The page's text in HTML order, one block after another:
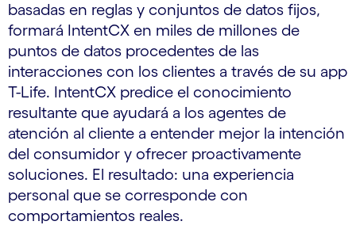
basadas en reglas y conjuntos de datos fijos,
formará IntentCX en miles de millones de
puntos de datos procedentes de las
interacciones con los clientes a través de su app
T-Life. IntentCX predice el conocimiento
resultante que ayudará a los agentes de
atención al cliente a entender mejor la intención
del consumidor y ofrecer proactivamente
soluciones. El resultado: una experiencia
personal que se corresponde con
comportamientos reales.